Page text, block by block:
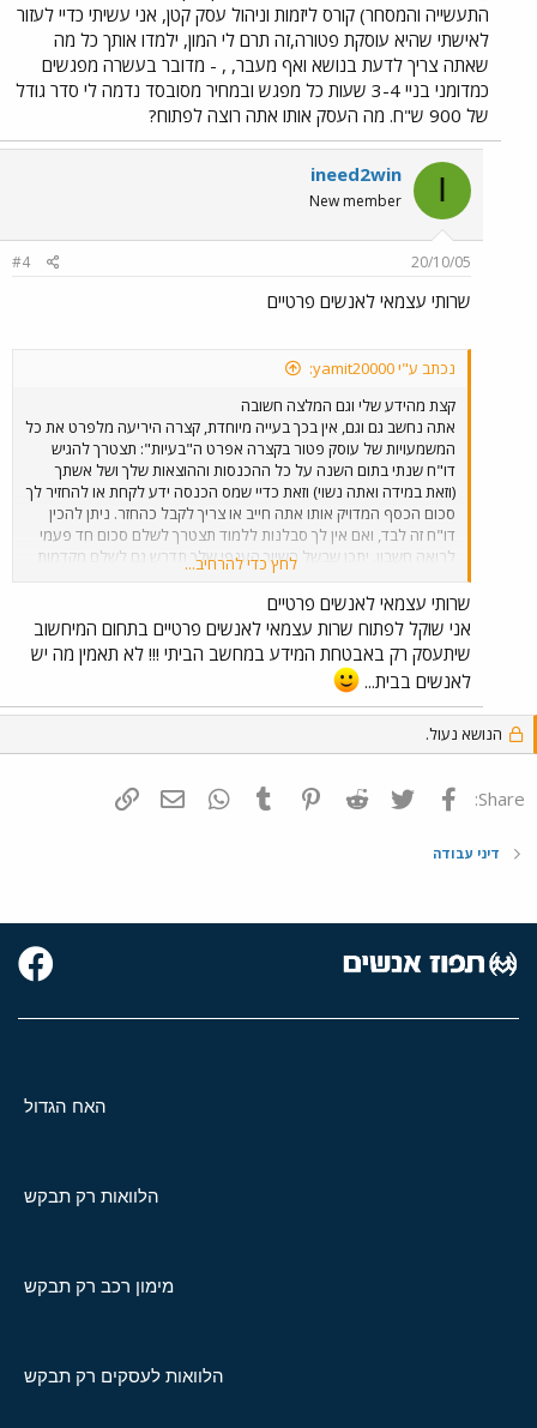
התעשייה והמסחר) קורס ליזמות וניהול עסק קטן, אני עשיתי כדיי לעזור
לאישתי שהיא עוסקת פטורה,זה תרם לי המון, ילמדו אותך כל מה
שאתה צריך לדעת בנושא ואף מעבר, , - מדובר בעשרה מפגשים
כמדומני בניי 3-4 שעות כל מפגש ובמחיר מסובסד נדמה לי סדר גודל
של 900 ש"ח. מה העסק אותו אתה רוצה לפתוח?
I
ineed2win
New member
20/10/05
#4
שרותי עצמאי לאנשים פרטיים
נכתב ע"י yamit20000:
קצת מהידע שלי וגם המלצה חשובה
אתה נחשב גם וגם, אין בכך בעייה מיוחדת, קצרה היריעה מלפרט את כל
המשמעויות של עוסק פטור בקצרה אפרט ה"בעיות": תצטרך להגיש
דו"ח שנתי בתום השנה על כל ההכנסות וההוצאות שלך ושל אשתך
(וזאת במידה ואתה נשוי) וזאת כדיי שמס הכנסה ידע לקחת או להחזיר לך
סכום הכסף המדויק אותו אתה חייב או צריך לקבל כהחזר. ניתן להכין
דו"ח זה לבד, ואם אין לך סבלנות ללמוד תצטרך לשלם סכום חד פעמי
לרואה חשבון. יתכן שבשל השיוך הענפי שלך תדרש גם לשלם מקדמות
מס בגובה אחוז מסוים מידי חודשיים על ההכנסות שלך עוד לפניי תום
השנה. ועכשיו להמלצה חשובה : תעשה במט"י (מרכז טיפוח יזמות -
מטעם הרשות לעסקים קטנים של משרד התעשייה והמסחר) קורס
ליזמות וניהול עסק קטן, אני עשיתי כדיי לעזור לאישתי שהיא עוסקת
פטורה,זה תרם לי המון, ילמדו אותך כל מה שאתה צריך לדעת בנושא
ובמחיר מסובסד נדמה לי סדר גודל של 900 ש"ח. מה העסק אותו אתה
רוצה לפתוח?
לחץ כדי להרחיב...
שרותי עצמאי לאנשים פרטיים
אני שוקל לפתוח שרות עצמאי לאנשים פרטיים בתחום המיחשוב
שיתעסק רק באבטחת המידע במחשב הביתי !!! לא תאמין מה יש
לאנשים בבית...
הנושא נעול.
Share: פייסבוק Twitter
Reddit
Pinterest
Tumblr
WhatsAppדואר אלקטרוני
דיני עבודה
האח הגדול
הלוואות רק תבקש
מימון רכב רק תבקש
הלוואות לעסקים רק תבקש